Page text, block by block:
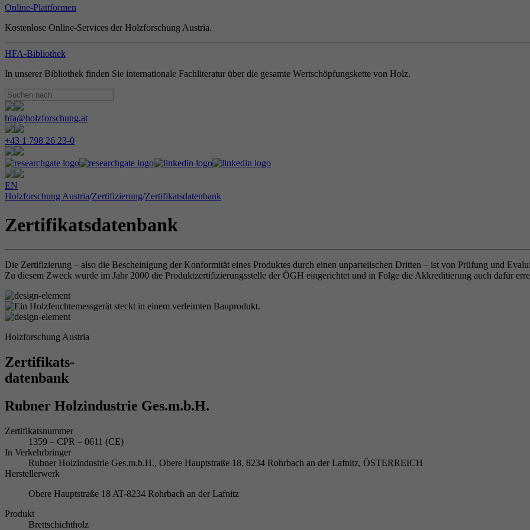
Online-Plattformen
Kostenlose Online-Services der Holzforschung Austria.
HFA-Bibliothek
In unserer Bibliothek finden Sie internationale Fachliteratur über die gesamte Wertschöpfungskette von Holz.
hfa@holzforschung.at
+43 1 798 26 23-0
EN
Holzforschung Austria/Zertifizierung/Zertifikatsdatenbank
Zertifikatsdatenbank
Die Zertifizierung – also die Bescheinigung der Konformität eines Produktes durch einen unparteiischen Dritten – ist von Prüfung und
Zu diesem Zweck wurde im Jahr 2000 die Produktzertifizierungsstelle der ÖGH eingerichtet und in Folge die Akkreditierung auch dafür
Holzforschung Austria
Zertifikats-
datenbank
Rubner Holzindustrie Ges.m.b.H.
Zertifikatsnummer
1359 – CPR – 0611 (CE)
In Verkehrbringer
Rubner Holzindustrie Ges.m.b.H., Obere Hauptstraße 18, 8234 Rohrbach an der Lafnitz, ÖSTERREICH
Herstellerwerk
Obere Hauptstraße 18 AT-8234 Rohrbach an der Lafnitz
Produkt
Brettschichtholz